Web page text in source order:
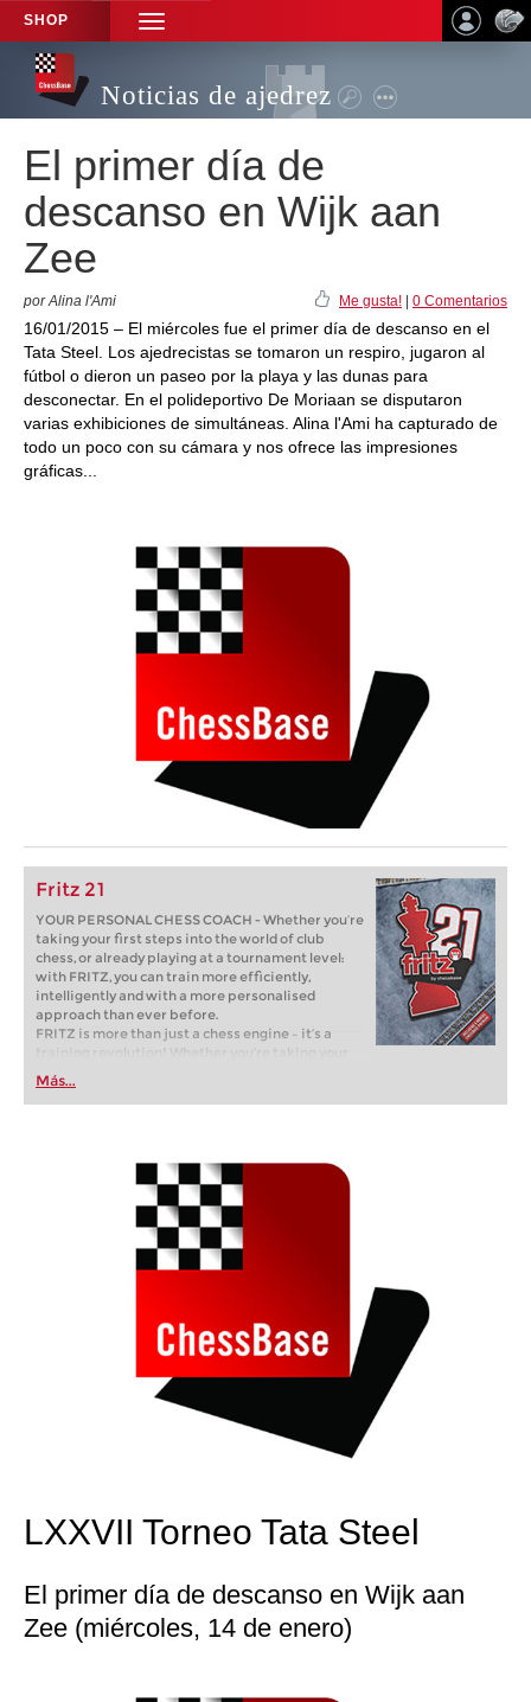
SHOP
TOGGLE
NAVIGATION
Noticias de ajedrez
El primer día de
descanso en Wijk aan
Zee
por Alina l'Ami Me gusta! 0 Comentarios
16/01/2015 – El miércoles fue el primer día de descanso en el
Tata Steel. Los ajedrecistas se tomaron un respiro, jugaron al
fútbol o dieron un paseo por la playa y las dunas para
desconectar. En el polideportivo De Moriaan se disputaron
varias exhibiciones de simultáneas. Alina l'Ami ha capturado de
todo un poco con su cámara y nos ofrece las impresiones
gráficas...
Fritz 21
YOUR PERSONAL CHESS COACH - Whether you’re
taking your first steps into the world of club
chess, or already playing at a tournament level:
with FRITZ, you can train more efficiently,
intelligently and with a more personalised
approach than ever before.
FRITZ is more than just a chess engine – it’s a
training revolution! Whether you’re taking your
first steps into the world of club chess, or already
playing at a tournament level: with FRITZ, you can
train more efficiently, intelligently and with a
Más...
LXXVII Torneo Tata Steel
El primer día de descanso en Wijk aan
Zee (miércoles, 14 de enero)